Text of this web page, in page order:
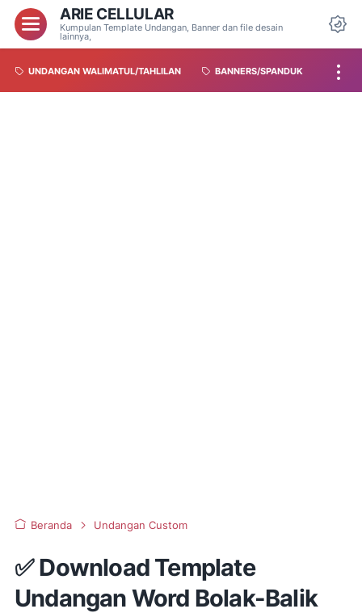
ARIE CELLULAR
Kumpulan Template Undangan, Banner dan file desain
lainnya,
UNDANGAN WALIMATUL/TAHLILAN BANNERS/SPANDUK
Beranda Undangan Custom
✅ Download Template
Undangan Word Bolak-Balik